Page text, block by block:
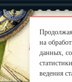
About
Продолжая
на
данных,
ведения